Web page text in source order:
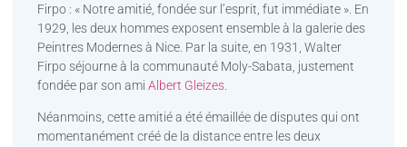
Firpo : « Notre amitié, fondée sur l’esprit, fut immédiate ». En
1929, les deux hommes exposent ensemble à la galerie des
Peintres Modernes à Nice. Par la suite, en 1931, Walter
Firpo séjourne à la communauté Moly-Sabata, justement
fondée par son ami Albert Gleizes.
Néanmoins, cette amitié a été émaillée de disputes qui ont
momentanément créé de la distance entre les deux